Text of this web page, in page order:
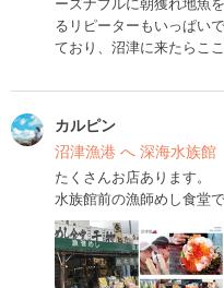
るリピーターもいっぱい
ており、沼津に来たらこ
カルピン
沼津漁港 へ 深海水族館
たくさんお店あります。
水族館前の漁師めし食堂